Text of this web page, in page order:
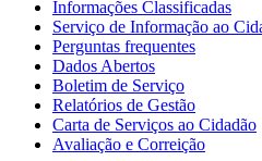
Informações Classificadas
Serviço de Informação ao
Perguntas frequentes
Dados Abertos
Boletim de Serviço
Relatórios de Gestão
Carta de Serviços ao Cidadão
Avaliação e Correição